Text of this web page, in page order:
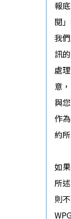
報
閱
我
訊
處
意
與
作
約
如
所
則